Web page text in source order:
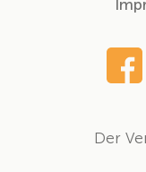
Der